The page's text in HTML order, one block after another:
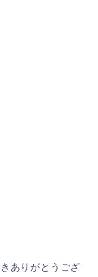
ありがとうござ